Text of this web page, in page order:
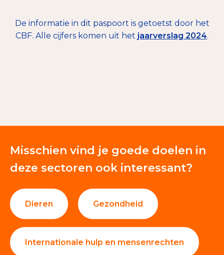
De informatie in dit paspoort is getoetst door het
CBF. Alle cijfers komen uit het jaarverslag 2024.
Misschien vind je goede doelen in
deze sectoren ook interessant?
Dieren Gezondheid
Internationale hulp en mensenrechten